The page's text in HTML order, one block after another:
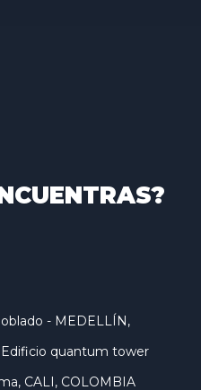
- MEDELLÍN,
Edificio quantum tower
CALI, COLOMBIA